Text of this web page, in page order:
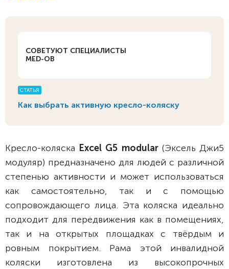
СОВЕТУЮТ СПЕЦИАЛИСТЫ
MED-OB
СТАТЬЯ
Как выбрать активную кресло-коляску
Кресло-коляска Excel G5 modular(Эксель Джи5
модуляр) предназначено для людей с различной
степенью активности и может использоваться
как самостоятельно, так и с помощью
сопровождающего лица. Эта коляска идеально
подходит для передвижения как в помещениях,
так и на открытых площадках с твёрдым и
ровным покрытием. Рама этой инвалидной
коляски изготовлена из высокопрочных